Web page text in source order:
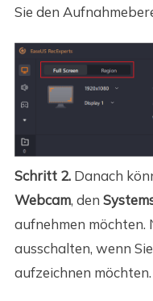
Sie den
Schritt 2.Danach
Webcam, den
aufnehmen möchten.
ausschalten, wenn
aufzeichnen möchten.